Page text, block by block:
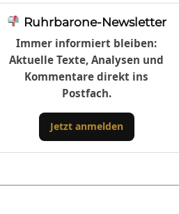
Ruhrbarone-Newsletter
Immer informiert bleiben:
Aktuelle Texte, Analysen und
Kommentare direkt ins
Postfach.
Jetzt anmelden